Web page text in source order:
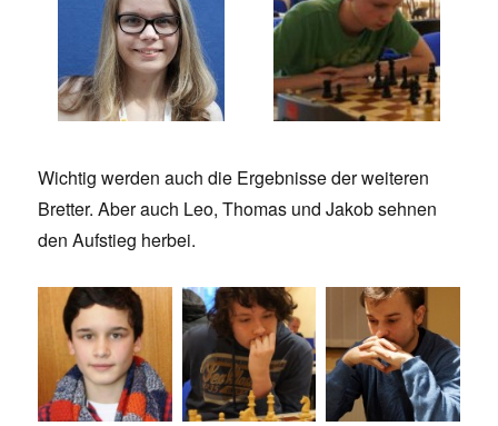
Wichtig werden auch die Ergebnisse der weiteren
Bretter. Aber auch Leo, Thomas und Jakob sehnen
den Aufstieg herbei.